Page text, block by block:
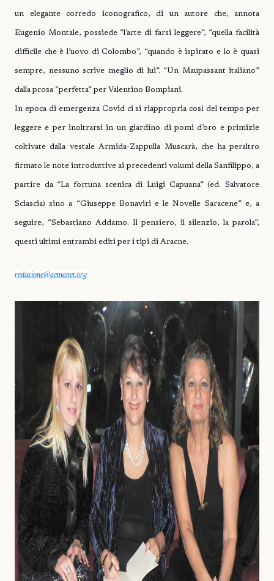
un elegante corredo iconografico, di un autore che, annota
Eugenio Montale, possiede “l’arte di farsi leggere”, “quella facilità
difficile che è l’uovo di Colombo”, “quando è ispirato e lo è quasi
sempre, nessuno scrive meglio di lui”. “Un Maupassant italiano”
dalla prosa “perfetta” per Valentino Bompiani.
In epoca di emergenza Covid ci si riappropria così del tempo per
leggere e per inoltrarsi in un giardino di pomi d’oro e primizie
coltivate dalla vestale Armida-Zappulla Muscarà, che ha peraltro
firmato le note introduttive ai precedenti volumi della Sanfilippo, a
partire da “La fortuna scenica di Luigi Capuana” (ed. Salvatore
Sciascia) sino a “Giuseppe Bonaviri e le Novelle Saracene” e, a
seguire, “Sebastiano Addamo. Il pensiero, il silenzio, la parola”,
questi ultimi entrambi editi per i tipi di Aracne.
redazione@aetnanet.org